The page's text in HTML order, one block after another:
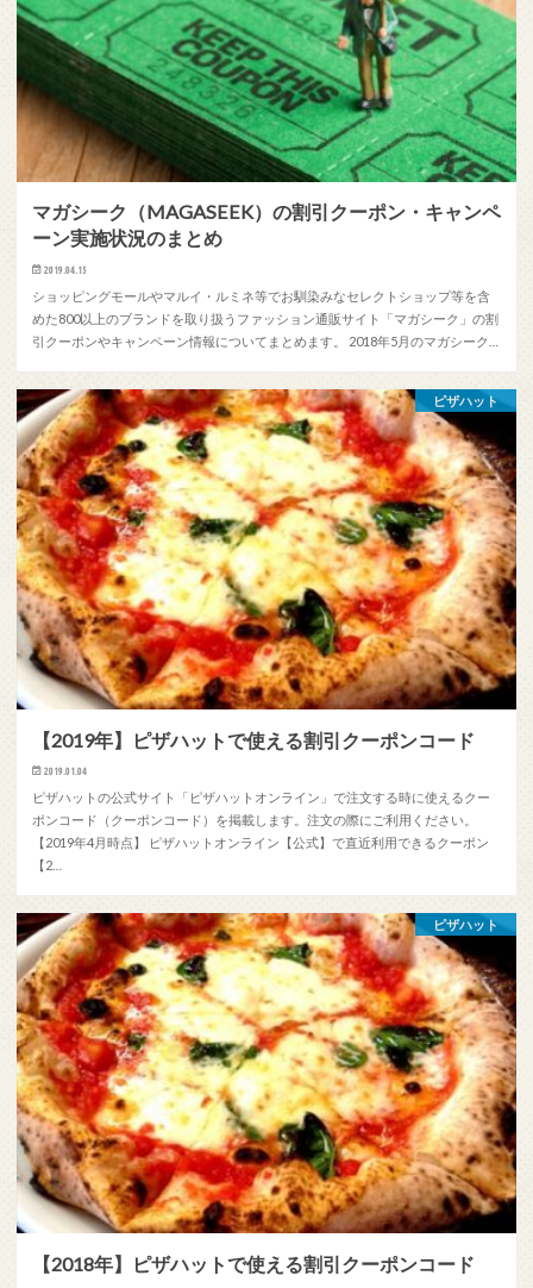
マガシーク（MAGASEEK）の割引クーポン・キャンペ
ーン実施状況のまとめ
2019.04.15
ショッピングモールやマルイ・ルミネ等でお馴染みなセレクトショップ等を含
めた800以上のブランドを取り扱うファッション通販サイト「マガシーク」の割
引クーポンやキャンペーン情報についてまとめます。 2018年5月のマガシーク…
ピザハット
【2019年】ピザハットで使える割引クーポンコード
2019.01.04
ピザハットの公式サイト「ピザハットオンライン」で注文する時に使えるクー
ポンコード（クーポンコード）を掲載します。注文の際にご利用ください。
【2019年4月時点】 ピザハットオンライン【公式】で直近利用できるクーポン
【2…
ピザハット
【2018年】ピザハットで使える割引クーポンコード